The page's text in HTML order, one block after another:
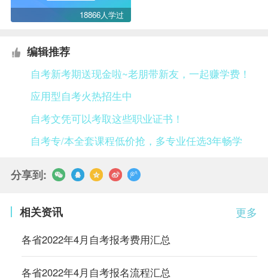
18866人学过
编辑推荐
自考新考期送现金啦~老朋带新友，一起赚学费！
应用型自考火热招生中
自考文凭可以考取这些职业证书！
自考专/本全套课程低价抢，多专业任选3年畅学
分享到:
更多
相关资讯
各省2022年4月自考报考费用汇总
各省2022年4月自考报名流程汇总